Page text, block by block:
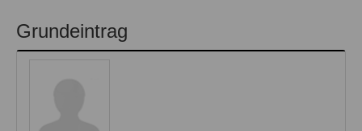
Grundeintrag